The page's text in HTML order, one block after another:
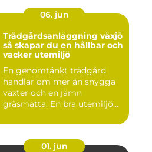
06. jun
Trädgårdsanläggning växjö
så skapar du en hållbar och
vacker utemiljö
En genomtänkt trädgård
handlar om mer än snygga
växter och en jämn
gräsmatta. En bra utemiljö
01. jun